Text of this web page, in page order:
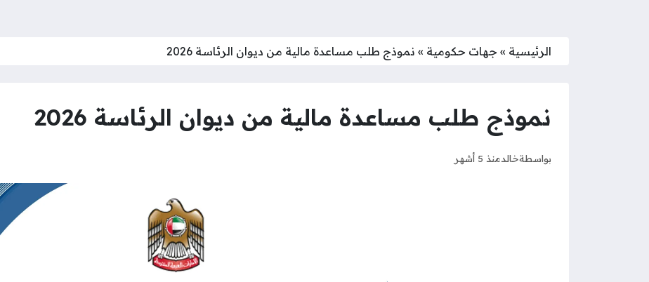
الرئيسية » جهات حكومية » نموذج طلب مساعدة مالية من ديوان الرئاسة 2026
نموذج طلب مساعدة مالية من ديوان الرئاسة 2026
بواسطةخالدمنذ 5 أشهر